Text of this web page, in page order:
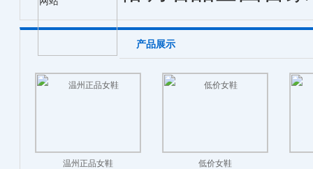
产品展示
温州正品女鞋 低价女鞋